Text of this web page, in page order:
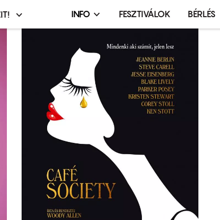
Infó,
terembérlés
menü
INFO FESZTIVÁLOK BÉRLÉS